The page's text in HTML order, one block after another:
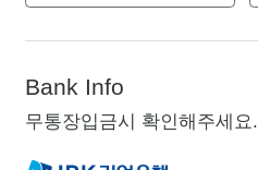
Bank Info
무통장입금시 확인해주세요.